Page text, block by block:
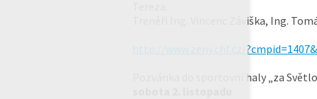
Trenéři Ing. Vincenc Záviška, Ing.
http://www.zeny.chf.cz/
Pozvánka do sportovní haly „za